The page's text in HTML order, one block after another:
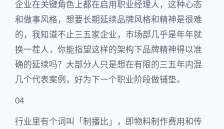
企业在关键角色上都在启用职业经理人，这种心态
和做事风格，想要长期延续品牌风格和精神是很难
的，我知道不止三五家企业，市场部几乎是年年就
换一茬人，你能指望这样的架构下品牌精神得以准
确的延续吗？大部分人只是想在有限的三五年内混
几个代表案例，好为下一个职业阶段做铺垫。
04
行业里有个词叫「制播比」，即物料制作费用和传